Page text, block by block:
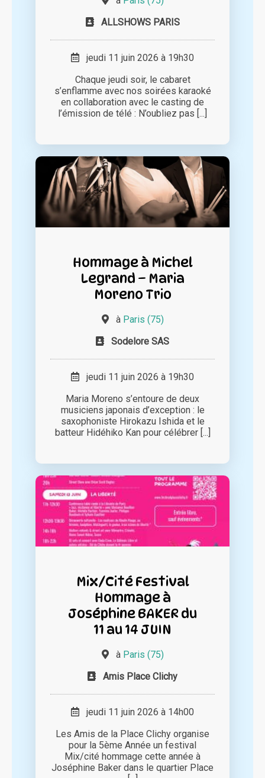
ALLSHOWS PARIS
jeudi 11 juin 2026 à 19h30
Chaque jeudi soir, le cabaret
s’enflamme avec nos soirées karaoké
en collaboration avec le casting de
l’émission de télé : N’oubliez pas [...]
Hommage à Michel
Legrand – Maria
Moreno Trio
à Paris (75)
Sodelore SAS
jeudi 11 juin 2026 à 19h30
Maria Moreno s’entoure de deux
musiciens japonais d’exception : le
saxophoniste Hirokazu Ishida et le
batteur Hidéhiko Kan pour célébrer [...]
Mix/Cité Festival
Hommage à
Joséphine BAKER du
11 au 14 JUIN
à Paris (75)
Amis Place Clichy
jeudi 11 juin 2026 à 14h00
Les Amis de la Place Clichy organise
pour la 5ème Année un festival
Mix/cité hommage cette année à
Joséphine Baker dans le quartier Place